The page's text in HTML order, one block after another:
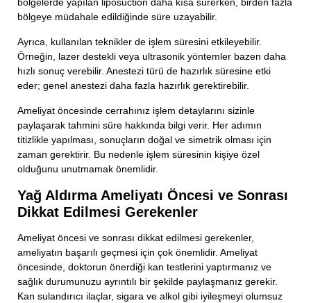
bölgeye müdahale edildiğinde süre uzayabilir.
Ayrıca, kullanılan teknikler de işlem süresini etkileyebilir.
Örneğin, lazer destekli veya ultrasonik yöntemler bazen daha
hızlı sonuç verebilir. Anestezi türü de hazırlık süresine etki
eder; genel anestezi daha fazla hazırlık gerektirebilir.
Ameliyat öncesinde cerrahınız işlem detaylarını sizinle
paylaşarak tahmini süre hakkında bilgi verir. Her adımın
titizlikle yapılması, sonuçların doğal ve simetrik olması için
zaman gerektirir. Bu nedenle işlem süresinin kişiye özel
olduğunu unutmamak önemlidir.
Yağ Aldırma Ameliyatı Öncesi ve Sonrası
Dikkat Edilmesi Gerekenler
Ameliyat öncesi ve sonrası dikkat edilmesi gerekenler,
ameliyatın başarılı geçmesi için çok önemlidir. Ameliyat
öncesinde, doktorun önerdiği kan testlerini yaptırmanız ve
sağlık durumunuzu ayrıntılı bir şekilde paylaşmanız gerekir.
Kan sulandırıcı ilaçlar, sigara ve alkol gibi iyileşmeyi olumsuz